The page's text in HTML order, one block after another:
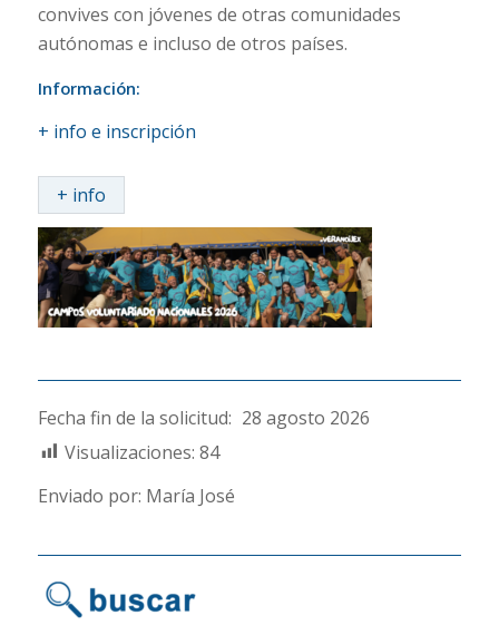
convives con jóvenes de otras comunidades
autónomas e incluso de otros países.
Información:
+ info e inscripción
+ info
Fecha fin de la solicitud: 28 agosto 2026
Visualizaciones: 84
Enviado por: María José